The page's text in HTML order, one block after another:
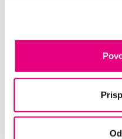
Curaprox kefka Family Pack
13,80 €